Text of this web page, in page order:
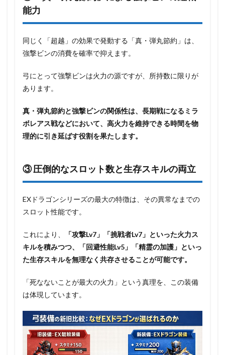
能力
同じく「超越」の効果で発動する「真・弾丸節約」は、
強撃ビンの消費を確率で抑えます。
弓にとって強撃ビンは火力の源ですが、所持数に限りが
あります。
真・弾丸節約と強撃ビンの関係性は、長期戦になるミラ
ボレアス戦などにおいて、高火力を維持できる時間を物
理的に引き延ばす役割を果たします。
③ 圧倒的なスロット数と生存スキルの両立
EXドラゴンシリーズの最大の特徴は、その異常なまでの
スロット性能です。
これにより、
「攻撃Lv7」「挑戦者Lv7」といった火力ス
キルを積みつつ、「回避性能Lv5」「精霊の加護」といっ
た生存スキルを無理なく共存させることが可能です。
「死なないことが最大の火力」という真理を、この装備
は体現しています。